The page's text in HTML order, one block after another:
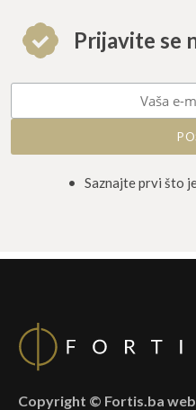
Prijavite se
• Saznajte prvi što
Copyright © Fortis.ba